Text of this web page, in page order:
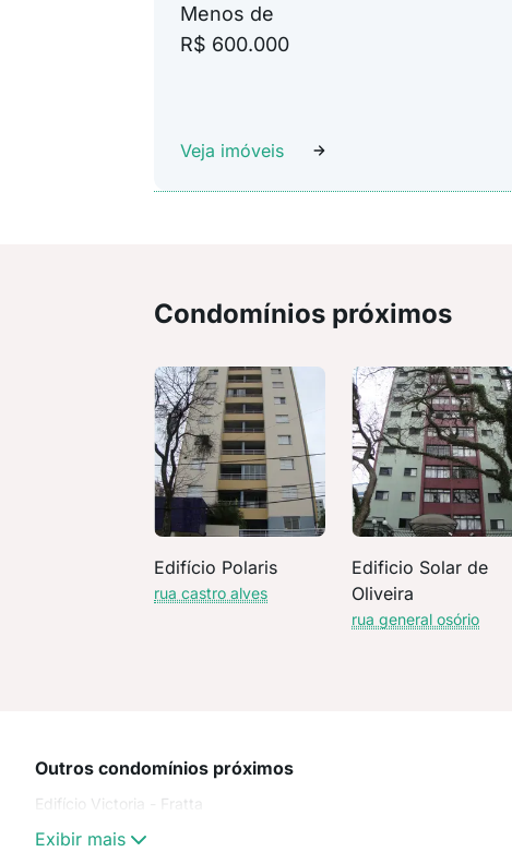
Menos de
R$ 600.000
Veja imóveis
Condomínios próximos
Edifício Polaris
rua castro alves
Edificio Solar de
Oliveira
rua general osório
Outros condomínios próximos
Edifício Victoria - Fratta
Exibir mais